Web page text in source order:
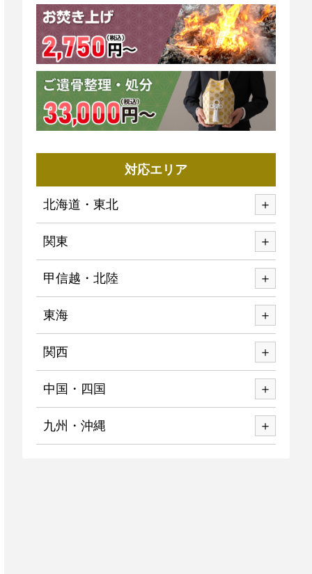
対応エリア
北海道・東北
関東
甲信越・北陸
東海
関西
中国・四国
九州・沖縄